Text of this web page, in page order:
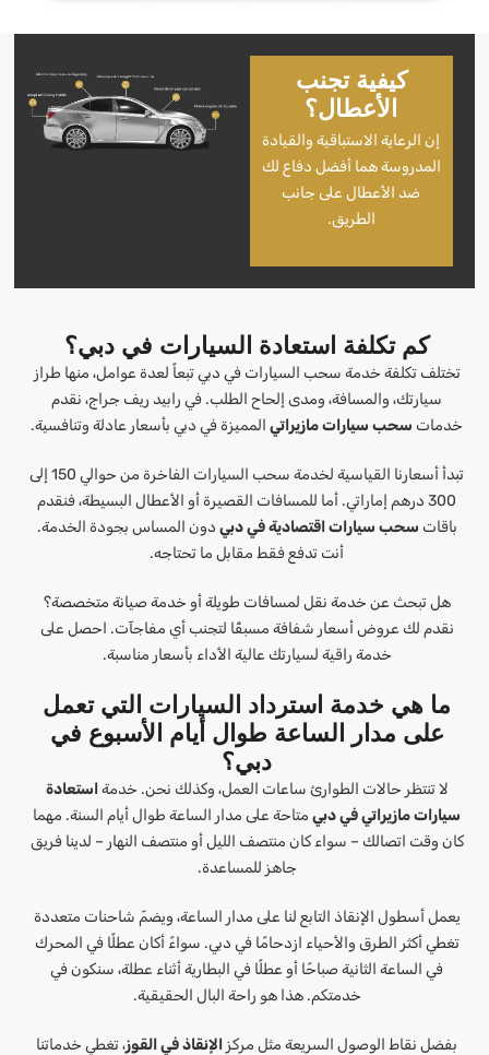
كيفية تجنب
الأعطال؟
إن الرعاية الاستباقية والقيادة
المدروسة هما أفضل دفاع لك
ضد الأعطال على جانب
الطريق.
كم تكلفة استعادة السيارات في دبي؟
تختلف تكلفة خدمة سحب السيارات في دبي تبعاً لعدة عوامل، منها طراز
سيارتك، والمسافة، ومدى إلحاح الطلب. في رابيد ريف جراج، نقدم
خدمات سحب سيارات مازيراتي المميزة في دبي بأسعار عادلة وتنافسية.
تبدأ أسعارنا القياسية لخدمة سحب السيارات الفاخرة من حوالي 150 إلى
300 درهم إماراتي. أما للمسافات القصيرة أو الأعطال البسيطة، فنقدم
باقات سحب سيارات اقتصادية في دبي دون المساس بجودة الخدمة.
أنت تدفع فقط مقابل ما تحتاجه.
هل تبحث عن خدمة نقل لمسافات طويلة أو خدمة صيانة متخصصة؟
نقدم لك عروض أسعار شفافة مسبقًا لتجنب أي مفاجآت. احصل على
خدمة راقية لسيارتك عالية الأداء بأسعار مناسبة.
ما هي خدمة استرداد السيارات التي تعمل
على مدار الساعة طوال أيام الأسبوع في
دبي؟
لا تنتظر حالات الطوارئ ساعات العمل، وكذلك نحن. خدمة استعادة
سيارات مازيراتي في دبي متاحة على مدار الساعة طوال أيام السنة. مهما
كان وقت اتصالك – سواء كان منتصف الليل أو منتصف النهار – لدينا فريق
جاهز للمساعدة.
يعمل أسطول الإنقاذ التابع لنا على مدار الساعة، ويضمّ شاحنات متعددة
تغطي أكثر الطرق والأحياء ازدحامًا في دبي. سواءً أكان عطلًا في المحرك
في الساعة الثانية صباحًا أو عطلًا في البطارية أثناء عطلة، سنكون في
خدمتكم. هذا هو راحة البال الحقيقية.
بفضل نقاط الوصول السريعة مثل مركز الإنقاذ في القوز، تغطي خدماتنا